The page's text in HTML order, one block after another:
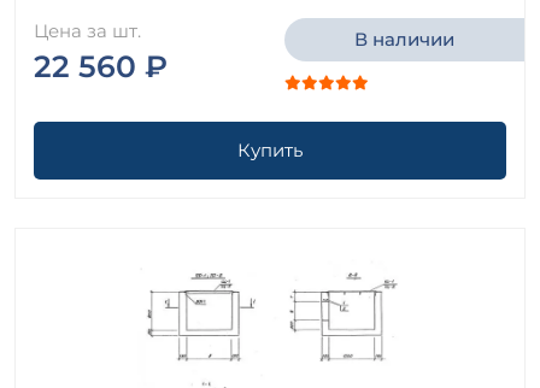
Цена за шт.
22 560 ₽
В наличии
Купить